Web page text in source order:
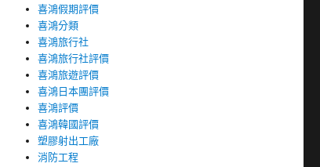
喜鴻假期評價
喜鴻分類
喜鴻旅行社
喜鴻旅行社評價
喜鴻旅遊評價
喜鴻日本團評價
喜鴻評價
喜鴻韓國評價
塑膠射出工廠
消防工程